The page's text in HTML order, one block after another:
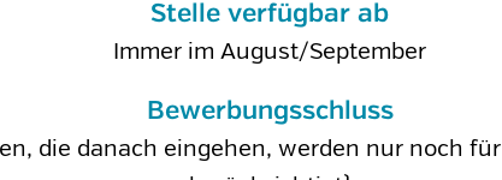
Stelle verfügbar ab
Immer im August/September
Bewerbungsschluss
die danach eingehen, werden nur noch